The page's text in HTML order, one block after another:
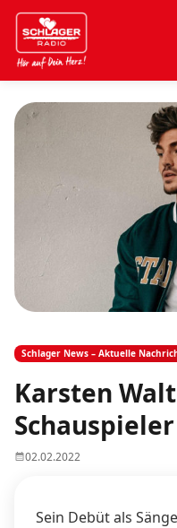
Schlager News – Aktuelle
Karsten
Schauspieler
02.02.2022
Sein Debüt als